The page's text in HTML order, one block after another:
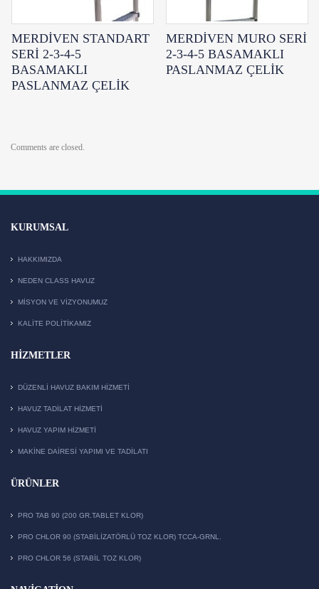
MERDİVEN STANDART
SERİ 2-3-4-5
BASAMAKLI
PASLANMAZ ÇELİK
MERDİVEN MURO SERİ
2-3-4-5 BASAMAKLI
PASLANMAZ ÇELİK
Comments are closed.
KURUMSAL
HAKKIMIZDA
NEDEN CLASS HAVUZ
MISYON VE VIZYONUMUZ
KALITE POLITIKAMIZ
HIZMETLER
DÜZENLI HAVUZ BAKIM HIZMETI
HAVUZ TADILAT HIZMETI
HAVUZ YAPIM HIZMETI
MAKİNE DAİRESİ YAPIMI VE TADİLATI
ÜRÜNLER
PRO TAB 90 (200 GR.TABLET KLOR)
PRO CHLOR 90 (STABILIZATÖRLÜ TOZ KLOR) TCCA-GRNL.
PRO CHLOR 56 (STABIL TOZ KLOR)